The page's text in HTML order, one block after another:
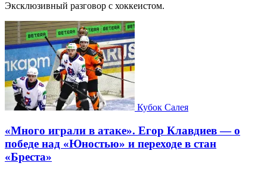
Эксклюзивный разговор с хоккеистом.
Кубок Салея
«Много играли в атаке». Егор Клавдиев — о
победе над «Юностью» и переходе в стан
«Бреста»